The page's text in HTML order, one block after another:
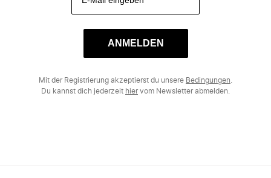
ANMELDEN
Mit der Registrierung akzeptierst du unsere Bedingungen
Du kannst dich jederzeit hiervom Newsletter abmelden.